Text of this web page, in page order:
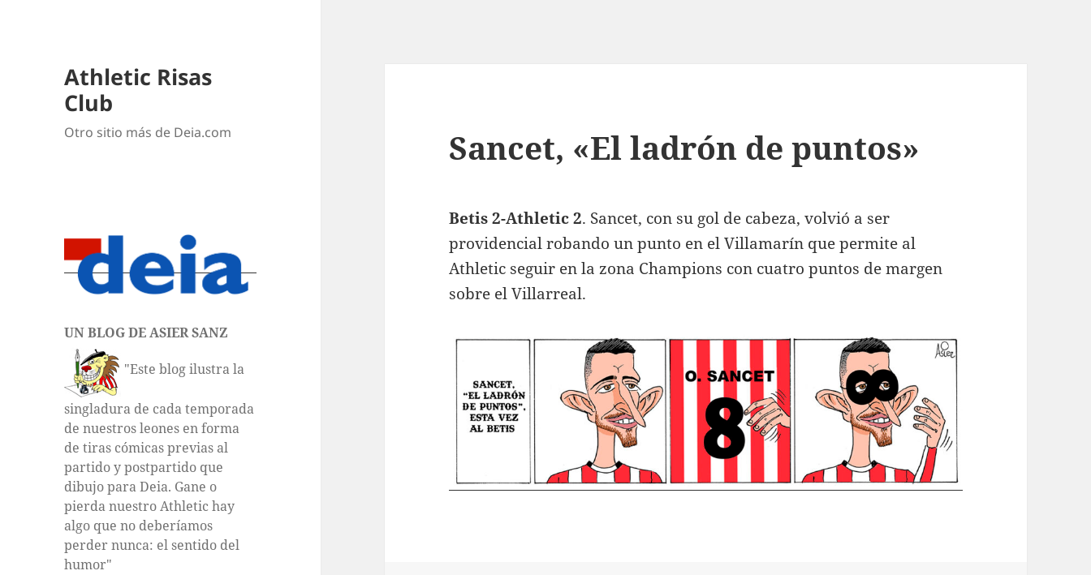
Athletic Risas
Club
Otro sitio más de Deia.com
UN BLOG DE ASIER SANZ
"Este blog ilustra la
singladura de cada temporada
de nuestros leones en forma
de tiras cómicas previas al
partido y postpartido que
dibujo para Deia. Gane o
pierda nuestro Athletic hay
algo que no deberíamos
perder nunca: el sentido del
humor"
Sancet, «El ladrón de puntos»
Betis 2-Athletic 2. Sancet, con su gol de cabeza, volvió a ser
providencial robando un punto en el Villamarín que permite al
Athletic seguir en la zona Champions con cuatro puntos de margen
sobre el Villarreal.